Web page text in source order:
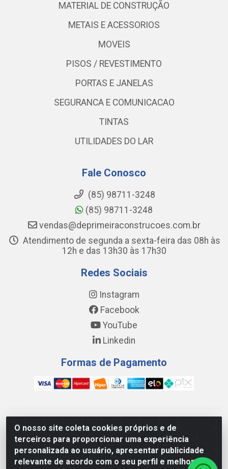
O nosso site coleta cookies próprios e de
terceiros para proporcionar uma experiência
personalizada ao usuário, apresentar publicidade
relevante de acordo com o seu perfil e melhorar a
MATERIAL DE CONSTRUÇÃO
METAIS E ACESSORIOS
MOVEIS
PISOS / REVESTIMENTO
PORTAS E JANELAS
SEGURANCA E COMUNICACAO
TINTAS
UTILIDADES DO LAR
Fale Conosco
(85) 98711-3248
(85) 98711-3248
vendas@deprimeiraconstrucoes.com.br
Atendimento de segunda a sexta-feira das 08h às
12h e das 13h30 às 17h30
Redes Sociais
Instagram
Facebook
YouTube
Linkedin
Formas de Pagamento
WING DISTRIBUIDORA COMÉRCIO E LOGÍSTICA DE MATERIAL
DE CONSTRUÇÕES LTDA - AV. DA INTEGRAÇÃO, 790 -
PATRÍCIA GOMES, CAUCAIA/CE - CEP 61.604-505 - CNPJ
17.523.384/0001-20